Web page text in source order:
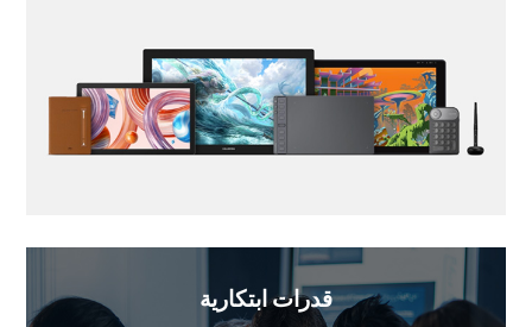
قدرات ابتكارية